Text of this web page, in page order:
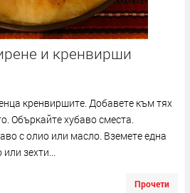
и кренвирши
кренвиршите. Добавете към тях
Объркайте хубаво сместа.
с олио или масло. Вземете една
зехти...
Прочети